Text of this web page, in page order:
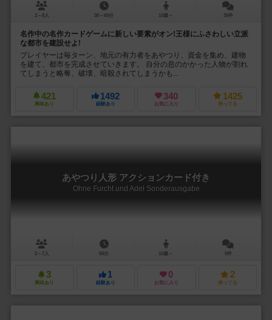
2～8人 30～60分 10歳～ 30件
名作中の名作カードゲームに新しい要素がオン!王様にふさわしい立派
な都市を建設せよ!
プレイヤーは毎ターン、地元の有力者をあやつり、資金を集め、建物
を建て、都市を完成させていきます。 自分の息のかかった人物が割れ
てしまうと略奪、破壊、暗殺されてしまうかも...
421
興味あり
1492
経験あり
340
お気に入り
1425
持ってる
あやつり人形 アクションカード付き
Ohne Furcht und Adel Sonderausgabe
2～7人 60分 10歳～ 0件
3
興味あり
1
経験あり
0
お気に入り
2
持ってる